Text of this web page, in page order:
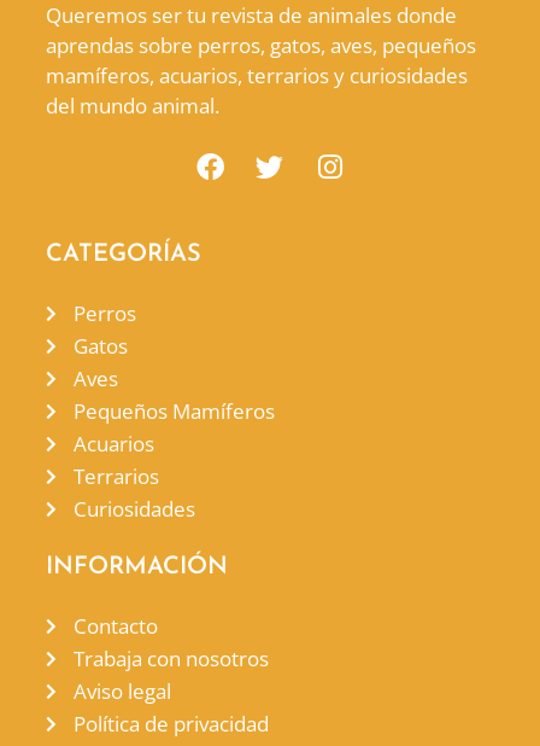
Queremos ser tu revista de animales donde
aprendas sobre perros, gatos, aves, pequeños
mamíferos, acuarios, terrarios y curiosidades
del mundo animal.
CATEGORÍAS
Perros
Gatos
Aves
Pequeños Mamíferos
Acuarios
Terrarios
Curiosidades
INFORMACIÓN
Contacto
Trabaja con nosotros
Aviso legal
Política de privacidad